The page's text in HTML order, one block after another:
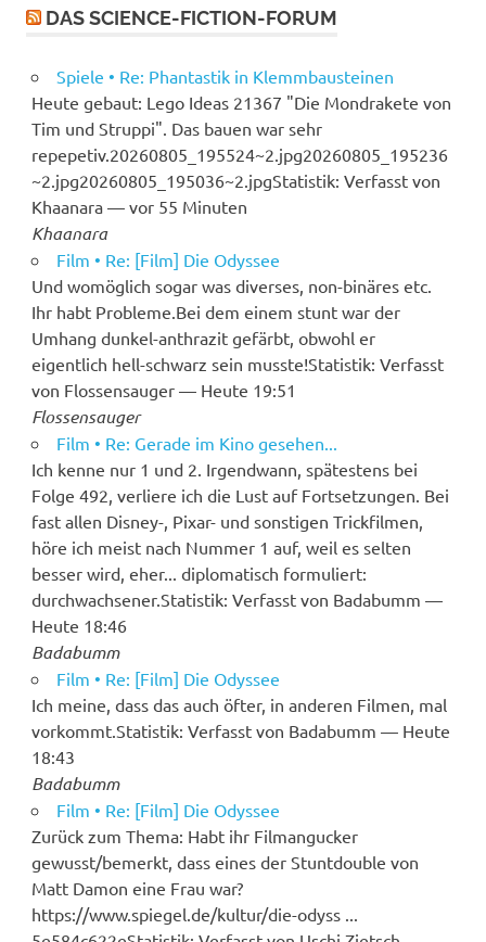
DAS SCIENCE-FICTION-FORUM
Spiele • Re: Phantastik in Klemmbausteinen
Heute gebaut: Lego Ideas 21367 "Die Mondrakete von
Tim und Struppi". Das bauen war sehr
repepetiv.20260805_195524~2.jpg20260805_195236
~2.jpg20260805_195036~2.jpgStatistik: Verfasst von
Khaanara — vor 55 Minuten
Khaanara
Film • Re: [Film] Die Odyssee
Und womöglich sogar was diverses, non-binäres etc.
Ihr habt Probleme.Bei dem einem stunt war der
Umhang dunkel-anthrazit gefärbt, obwohl er
eigentlich hell-schwarz sein musste!Statistik: Verfasst
von Flossensauger — Heute 19:51
Flossensauger
Film • Re: Gerade im Kino gesehen...
Ich kenne nur 1 und 2. Irgendwann, spätestens bei
Folge 492, verliere ich die Lust auf Fortsetzungen. Bei
fast allen Disney-, Pixar- und sonstigen Trickfilmen,
höre ich meist nach Nummer 1 auf, weil es selten
besser wird, eher... diplomatisch formuliert:
durchwachsener.Statistik: Verfasst von Badabumm —
Heute 18:46
Badabumm
Film • Re: [Film] Die Odyssee
Ich meine, dass das auch öfter, in anderen Filmen, mal
vorkommt.Statistik: Verfasst von Badabumm — Heute
18:43
Badabumm
Film • Re: [Film] Die Odyssee
Zurück zum Thema: Habt ihr Filmangucker
gewusst/bemerkt, dass eines der Stuntdouble von
Matt Damon eine Frau war?
https://www.spiegel.de/kultur/die-odyss ...